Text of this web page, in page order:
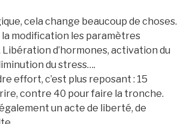
cela change beaucoup de choses.
modification les paramètres
d’hormones, activation du
du stress….
effort, c’est plus reposant : 15
contre 40 pour faire la tronche.
un acte de liberté, de